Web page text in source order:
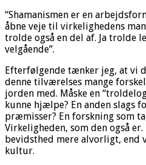
“Shamanismen er en
åbne veje til virkelighedens
trolde også en del af. Ja trolde
velgående”.
Efterfølgende tænker jeg, at vi
denne tilværelses mange
jorden med. Måske en
kunne hjælpe? En anden slags
præmisser? En forskning som
Virkeligheden, som den også
bevidsthed mere alvorligt, end
kultur.